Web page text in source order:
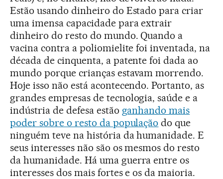
Estão usando dinheiro do Estado para criar
uma imensa capacidade para extrair
dinheiro do resto do mundo. Quando a
vacina contra a poliomielite foi inventada, na
década de cinquenta, a patente foi dada ao
mundo porque crianças estavam morrendo.
Hoje isso não está acontecendo. Portanto, as
grandes empresas de tecnologia, saúde e a
indústria de defesa estão ganhando mais
poder sobre o resto da população do que
ninguém teve na história da humanidade. E
seus interesses não são os mesmos do resto
da humanidade. Há uma guerra entre os
interesses dos mais fortes e os da maioria.